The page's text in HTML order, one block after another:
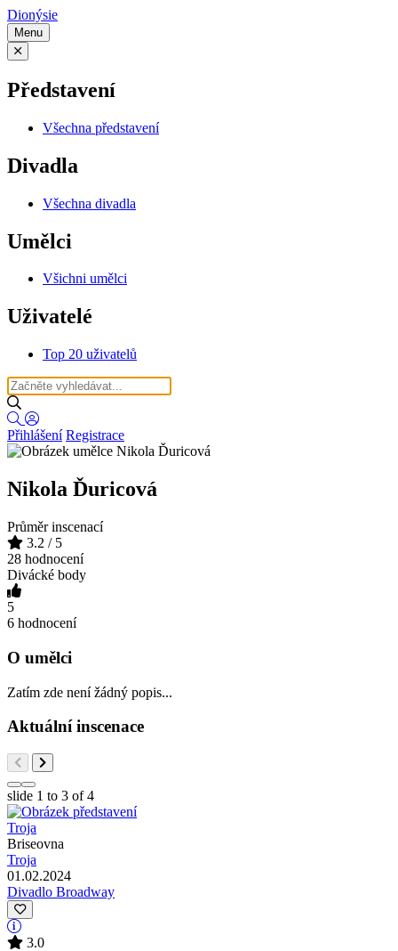
Dionýsie
Menu
Představení
Všechna představení
Divadla
Všechna divadla
Umělci
Všichni umělci
Uživatelé
Top 20 uživatelů
Přihlášení Registrace
Nikola Ďuricová
Průměr inscenací
3.2 / 5
28 hodnocení
Divácké body
5
6 hodnocení
O umělci
Zatím zde není žádný popis...
Aktuální inscenace
slide 1 to 3 of 4
Briseovna
Troja
01.02.2024
Divadlo Broadway
3.0